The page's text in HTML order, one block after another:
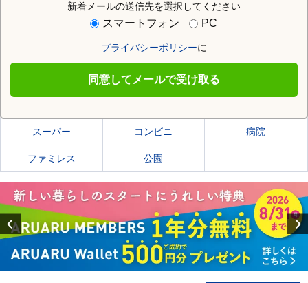
新着メールの送信先を選択してください
スマートフォン PC
プライバシーポリシーに
同意してメールで受け取る
住む街研究所で大田原市の情報を見る
大田原市の施設一覧
スーパー コンビニ 病院
ファミレス 公園
Previous